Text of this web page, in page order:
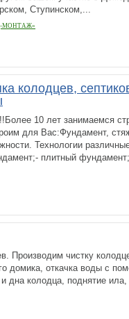
Ступинском,...
МОНТАЖ»
колодцев,
10 лет занимаемся
для Вас:Фундамент,
Технологии
плитный
чистку
домика, откачка воды с
дна колодца, поднятие